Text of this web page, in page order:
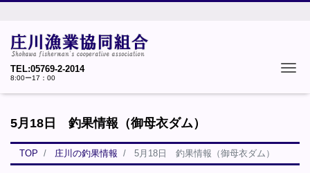
TEL:05769-2-2014
8:00ー17：00
5月18日 釣果情報（御母衣ダム）
TOP 庄川の釣果情報 5月18日 釣果情報（御母衣ダム）